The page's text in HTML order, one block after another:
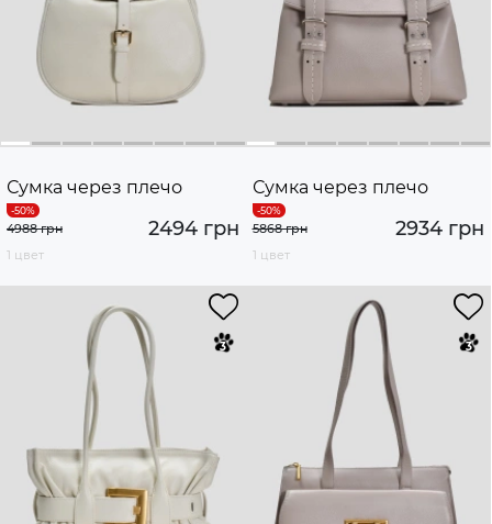
Сумка через плечо
2494 грн
4988 грн
1 цвет
Сумка через плечо
2934 грн
5868 грн
1 цвет